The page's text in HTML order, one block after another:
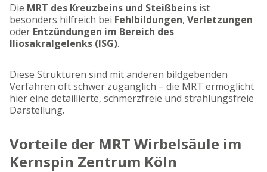
Die MRT des Kreuzbeins und Steißbeins ist
besonders hilfreich bei Fehlbildungen, Verletzungen
oder Entzündungen im Bereich des
Iliosakralgelenks (ISG).
Diese Strukturen sind mit anderen bildgebenden
Verfahren oft schwer zugänglich – die MRT ermöglicht
hier eine detaillierte, schmerzfreie und strahlungsfreie
Darstellung.
Vorteile der MRT Wirbelsäule im
Kernspin Zentrum Köln